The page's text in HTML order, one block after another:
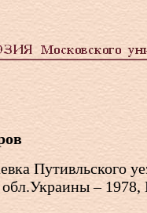
Путивльского
– 1978,